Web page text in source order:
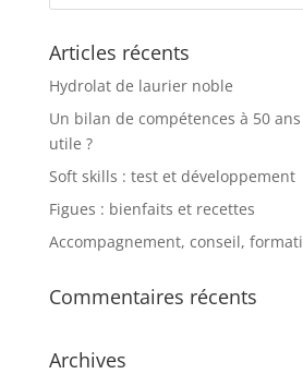
Articles récents
Hydrolat de laurier noble
Un bilan de compétences à 50
utile ?
Soft skills : test et développement
Figues : bienfaits et recettes
Accompagnement, conseil,
Commentaires récents
Archives